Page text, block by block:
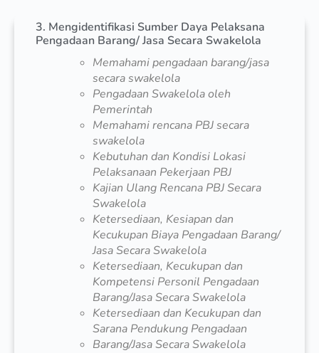
3. Mengidentifikasi Sumber Daya Pelaksana
Pengadaan Barang/ Jasa Secara Swakelola
Memahami pengadaan barang/jasa
secara swakelola
Pengadaan Swakelola oleh
Pemerintah
Memahami rencana PBJ secara
swakelola
Kebutuhan dan Kondisi Lokasi
Pelaksanaan Pekerjaan PBJ
Kajian Ulang Rencana PBJ Secara
Swakelola
Ketersediaan, Kesiapan dan
Kecukupan Biaya Pengadaan Barang/
Jasa Secara Swakelola
Ketersediaan, Kecukupan dan
Kompetensi Personil Pengadaan
Barang/Jasa Secara Swakelola
Ketersediaan dan Kecukupan dan
Sarana Pendukung Pengadaan
Barang/Jasa Secara Swakelola